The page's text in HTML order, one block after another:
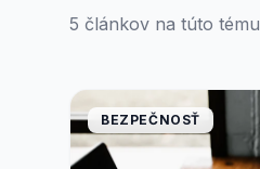
5 článkov na túto tému
BEZPEČNOSŤ